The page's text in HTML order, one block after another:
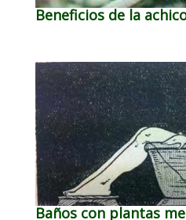
Beneficios de la
Baños con plantas